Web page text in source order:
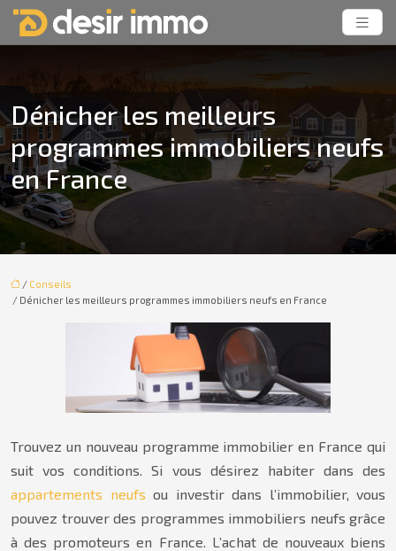
Dénicher les meilleurs
programmes immobiliers neufs
en France
/ Conseils
/ Dénicher les meilleurs programmes immobiliers neufs en France
Trouvez un nouveau programme immobilier en France qui
suit vos conditions. Si vous désirez habiter dans des
appartements neufs ou investir dans l’immobilier, vous
pouvez trouver des programmes immobiliers neufs grâce
à des promoteurs en France. L’achat de nouveaux biens